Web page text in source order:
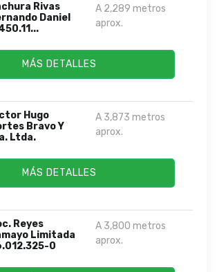
Rivas
Daniel
A 2,289 metros
aprox.
MÁS DETALLES
Hugo
Bravo Y
Ltda.
A 3,873 metros
aprox.
MÁS DETALLES
Reyes
Limitada
0
A 3,800 metros
aprox.